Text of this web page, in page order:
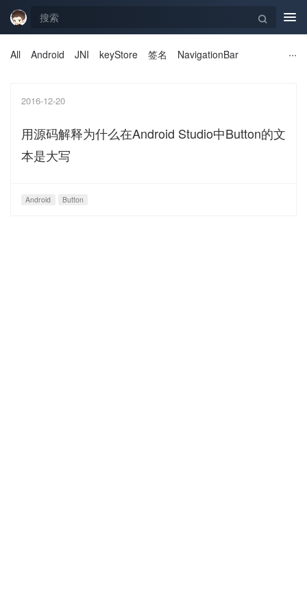
All
Android JNI keyStore 签名 NavigationBar
2016-12-20
用源码解释为什么在Android Studio中Button的文
本是大写
Android Button